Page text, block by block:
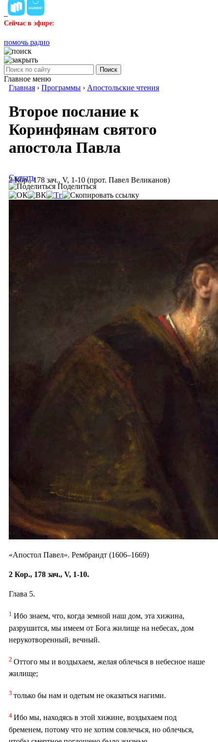
Сейчас в эфире:
помочь радио
Поиск
Главное меню
Главная › Программы › Апостольские чтения
Второе послание к
Коринфянам святого
апостола Павла
2 Кор., 178 зач., V, 1-10 (прот. Павел Великанов)
Скачать
Поделиться
«Апостол Павел». Рембрандт (1606–1669)
2 Кор., 178 зач., V, 1-10.
Глава 5.
1 Ибо знаем, что, когда земной наш дом, эта хижина,
разрушится, мы имеем от Бога жилище на небесах, дом
нерукотворенный, вечный.
2 Оттого мы и воздыхаем, желая облечься в небесное наше
жилище;
3 только бы нам и одетым не оказаться нагими.
4 Ибо мы, находясь в этой хижине, воздыхаем под
бременем, потому что не хотим совлечься, но облечься,